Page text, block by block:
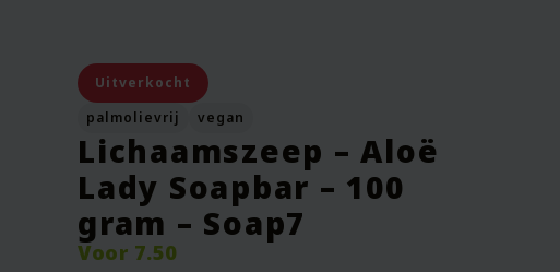
Uitverkocht
palmolievrij
vegan
Lichaamszeep – Aloë
Lady Soapbar – 100
gram – Soap7
Voor 7.50